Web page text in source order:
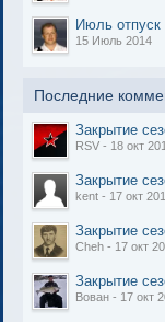
Июль отпуск
15 Июль 2014
Последние
Закрытие
RSV - 18 окт
Закрытие
kent - 17 окт
Закрытие
Cheh - 17 окт
Закрытие
Вован - 17 окт